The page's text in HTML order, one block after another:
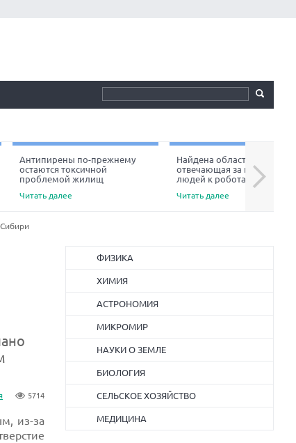
Антипирены по-прежнему
остаются токсичной
проблемой жилищ
Читать далее
Найдена область мозга,
отвечающая за неприязнь
людей к роботам
Читать далее
Next
5714
из-за
ФИЗИКА
ХИМИЯ
АСТРОНОМИЯ
МИКРОМИР
НАУКИ О ЗЕМЛЕ
БИОЛОГИЯ
СЕЛЬСКОЕ ХОЗЯЙСТВО
МЕДИЦИНА